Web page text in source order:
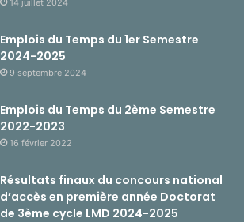
Emplois du Temps du 1er Semestre
2024-2025
9 septembre 2024
Emplois du Temps du 2ème Semestre
2022-2023
16 février 2022
Résultats finaux du concours national
d’accès en première année Doctorat
de 3ème cycle LMD 2024-2025